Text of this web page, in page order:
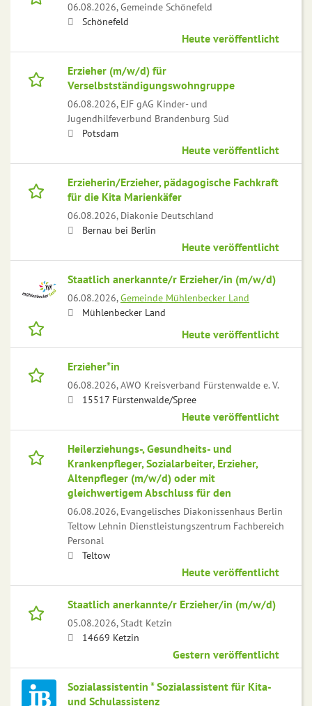
06.08.2026,Gemeinde Schönefeld
Schönefeld
Heute veröffentlicht
Erzieher (m/w/d) für
Verselbstständigungswohngruppe
06.08.2026, EJF gAG Kinder- und
Jugendhilfeverbund Brandenburg Süd
Potsdam
Heute veröffentlicht
Erzieherin/Erzieher, pädagogische Fachkraft
für die Kita Marienkäfer
06.08.2026, Diakonie Deutschland
Bernau bei Berlin
Heute veröffentlicht
Staatlich anerkannte/r Erzieher/in (m/w/d)
06.08.2026,Gemeinde Mühlenbecker Land
Mühlenbecker Land
Heute veröffentlicht
Erzieher*in
06.08.2026,AWO Kreisverband Fürstenwalde e. V.
15517 Fürstenwalde/Spree
Heute veröffentlicht
Heilerziehungs-, Gesundheits- und
Krankenpfleger, Sozialarbeiter, Erzieher,
Altenpfleger (m/w/d) oder mit
gleichwertigem Abschluss für den
06.08.2026, Evangelisches Diakonissenhaus Berlin
Teltow Lehnin Dienstleistungszentrum Fachbereich
Personal
Teltow
Heute veröffentlicht
Staatlich anerkannte/r Erzieher/in (m/w/d)
05.08.2026,Stadt Ketzin
14669 Ketzin
Gestern veröffentlicht
Sozialassistentin * Sozialassistent für Kita-
und Schulassistenz